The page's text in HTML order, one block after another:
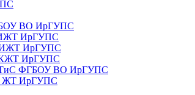
ВО ИрГУПС
ИрГУПС
ИрГУПС
ИрГУПС
ФГБОУ ВО ИрГУПС
ЖТ ИрГУПС